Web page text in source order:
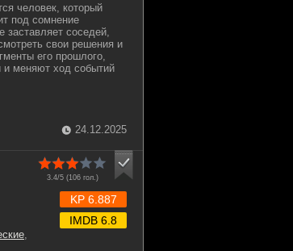
человек, который
под сомнение
заставляет соседей,
свои решения и
его прошлого,
и меняют ход событий
24.12.2025
3.4/5 (106гол.)
,
KP 6.887
IMDB 6.8